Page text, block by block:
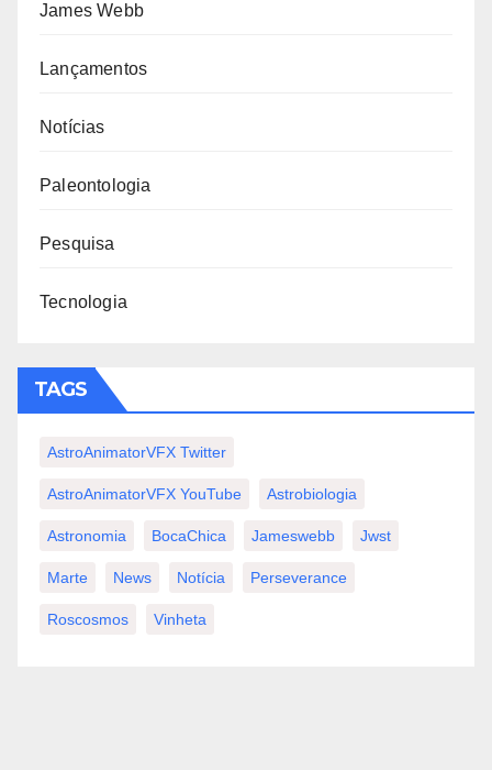
James Webb
Lançamentos
Notícias
Paleontologia
Pesquisa
Tecnologia
TAGS
AstroAnimatorVFX Twitter
AstroAnimatorVFX YouTube Astrobiologia
Astronomia BocaChica Jameswebb Jwst
Marte News Notícia Perseverance
Roscosmos Vinheta